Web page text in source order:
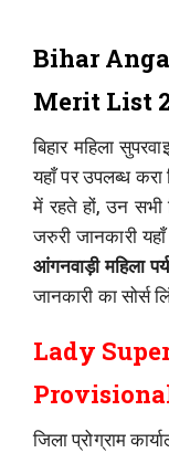
Bihar
Merit List
बिहार महिला
यहाँ पर उपलब्ध करा
में रहते हों, उन सभी
जरुरी जानकारी
आंगनवाड़ी महिला
जानकारी का सोर्स
Lady
जिला प्रोग्राम